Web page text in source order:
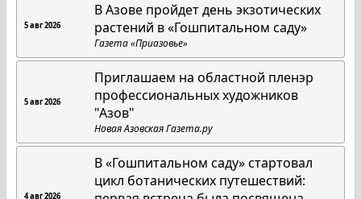
5 авг 2026
В Азове пройдет день экзотических
растений в «Гошпитальном саду»
Газета «Приазовье»
5 авг 2026
Приглашаем на областной пленэр
профессиональных художников
"Азов"
Новая Азовская Газета.ру
4 авг 2026
В «Гошпитальном саду» стартовал
цикл ботанических путешествий: